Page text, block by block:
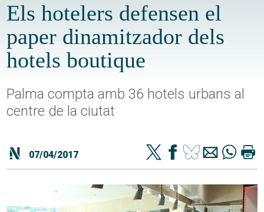
Els hotelers defensen el
paper dinamitzador dels
hotels boutique
Palma compta amb 36 hotels urbans al
centre de la ciutat
07/04/2017